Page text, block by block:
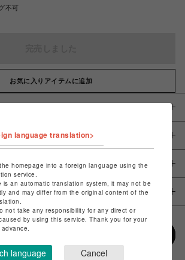
不可
お気に入りアイテムに追加
language translation>
homepage into a foreign language using the
service.
is an automatic translation system, it may not be
and may differ from the original content of the
not take any responsibility for any direct or
by using this service. Thank you for your
language Cancel